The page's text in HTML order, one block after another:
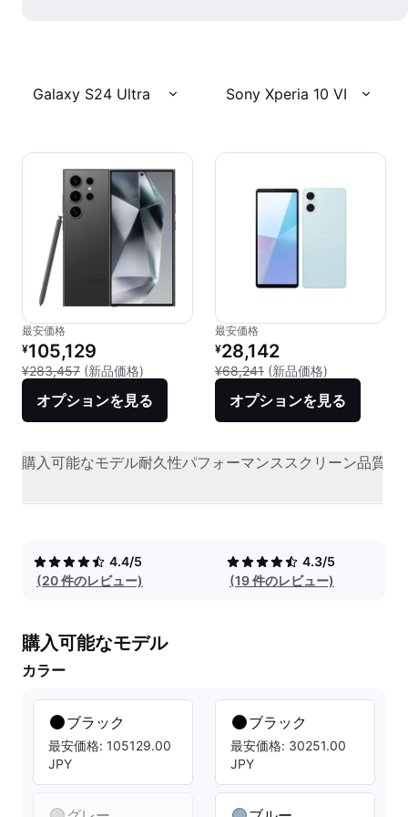
Galaxy S24 Ultra Sony Xperia 10 VI
最安価格
リファービッシュ品の価格：
¥105,129
¥283,457 (新品価格) 新品との比較：¥283,457
オプションを見る
最安価格
リファービッシュ品の価格：
¥28,142
¥68,241 (新品価格)
オプションを見る
購入可能なモデル耐久性パフォーマンススクリーン品質
4.4/5
(20 件のレビュー)
4.3/5
(19 件のレビュー)
購入可能なモデル
カラー
ブラック
最安価格: 105129.00
JPY
ブラック
最安価格: 30251.00
JPY